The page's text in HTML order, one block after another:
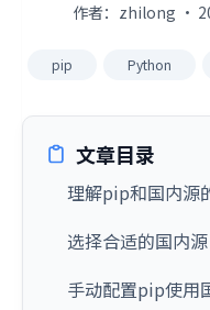
作者：zhilong ·
pip Python
文章目录
理解pip和国内源
选择合适的国内源
手动配置pip使用